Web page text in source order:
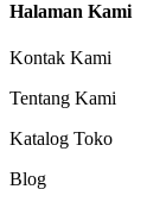
Halaman Kami
Kontak Kami
Tentang Kami
Katalog Toko
Blog